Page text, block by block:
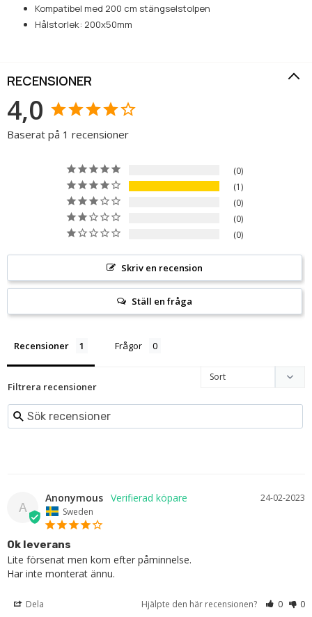
Kompatibel med 200 cm stängselstolpen
Hålstorlek: 200x50mm
RECENSIONER
4,0
Baserat på 1 recensioner
0
1
0
0
0
Skriv en recension
Ställ en fråga
Recensioner Frågor
Filtrera recensioner
A
24-02-2023
Anonymous
Sweden
Ok leverans
Lite försenat men kom efter påminnelse.
Har inte monterat ännu.
Dela Hjälpte den här recensionen? 0 0